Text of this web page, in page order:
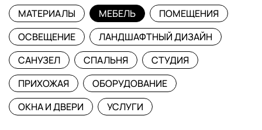
МАТЕРИАЛЫ
МЕБЕЛЬ
ПОМЕЩЕНИЯ
ОСВЕЩЕНИЕ
ЛАНДШАФТНЫЙ ДИЗАЙН
САНУЗЕЛ
СПАЛЬНЯ
СТУДИЯ
ПРИХОЖАЯ
ОБОРУДОВАНИЕ
ОКНА И ДВЕРИ
УСЛУГИ